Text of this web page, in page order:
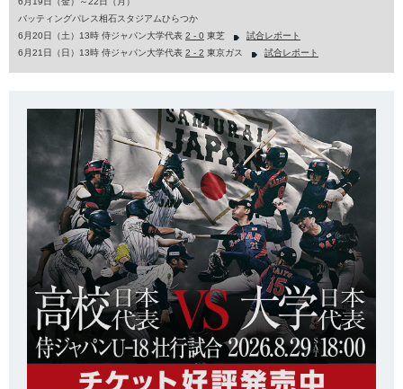
バッティングパレス相石スタジアムひらつか
6月20日（土）13時 侍ジャパン大学代表 2 - 0 東芝
試合レポート
6月21日（日）13時 侍ジャパン大学代表 2 - 2 東京ガス 試合レポート